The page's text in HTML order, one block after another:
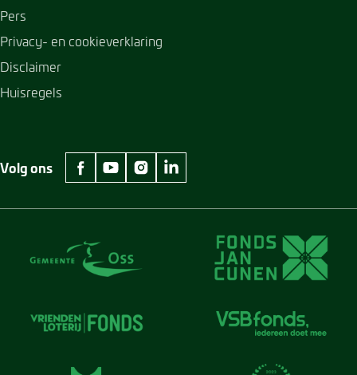
Pers
Privacy- en cookieverklaring
Disclaimer
Huisregels
Volg ons
facebook Museum Jan Cunen
youtube Museum Jan Cunen
instagram Museum Jan Cunen
linkedin Museum Jan Cunen